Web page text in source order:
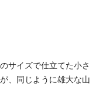
サイズで仕立てた小さ
、同じように雄大な山